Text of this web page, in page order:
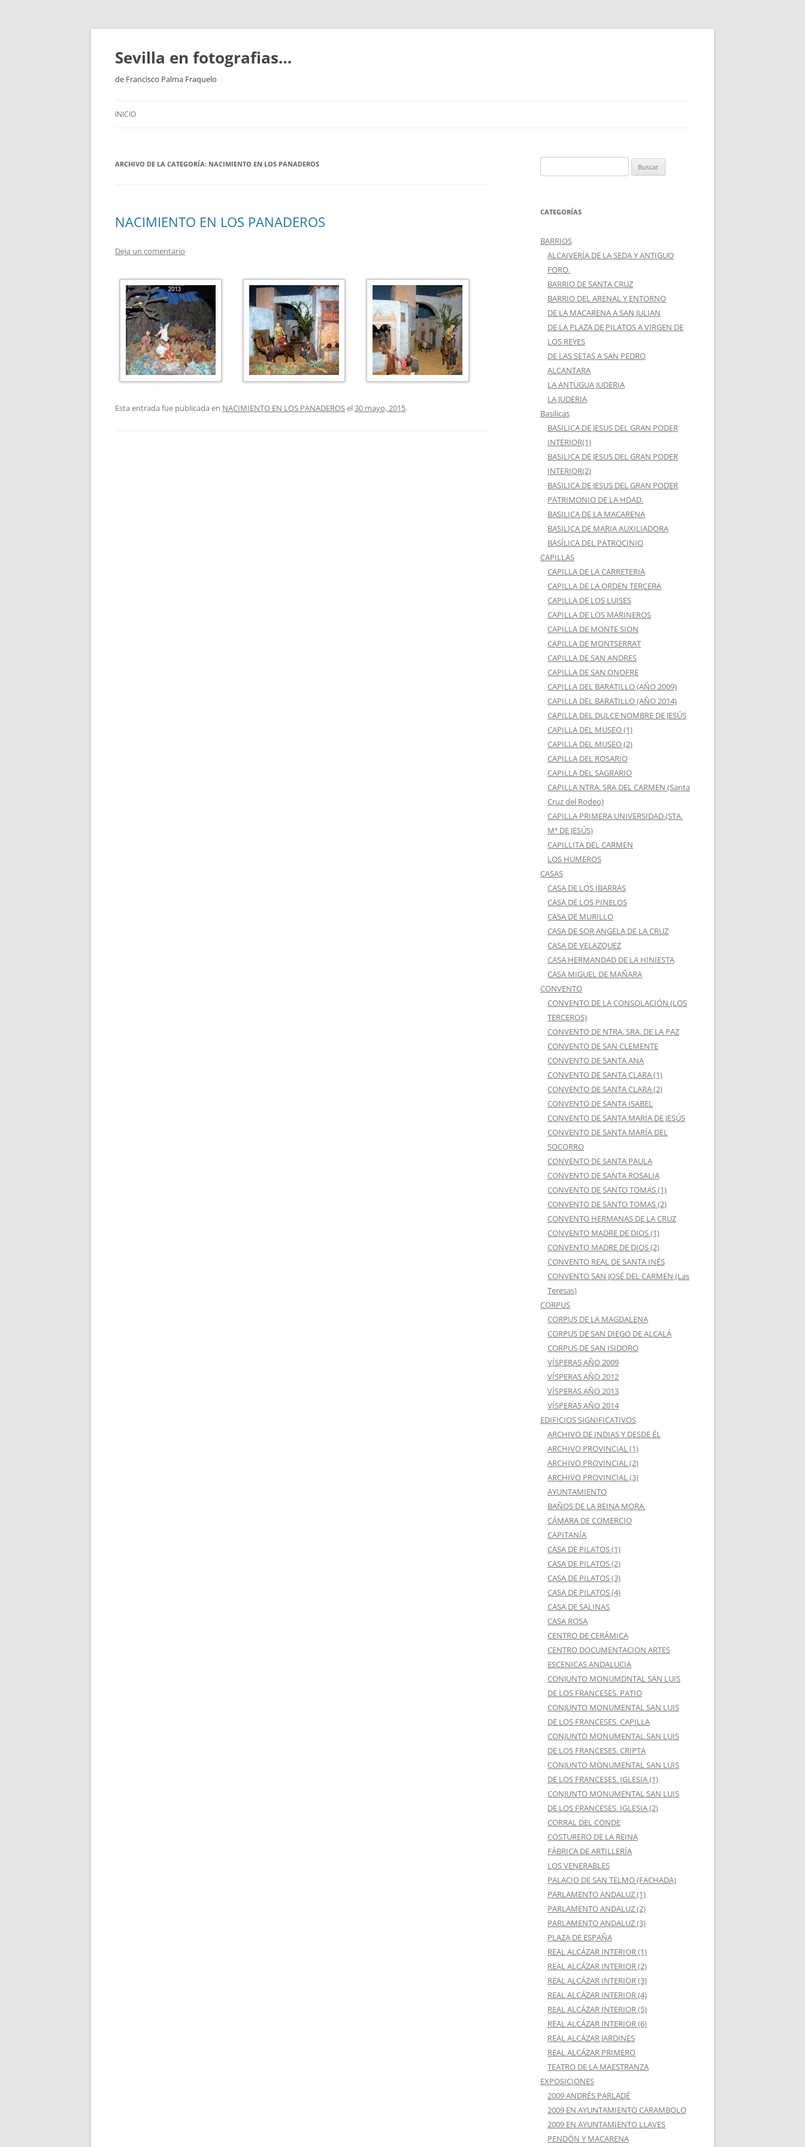
Saltar
contenido
Sevilla en fotografias…
de Francisco Palma Fraquelo
INICIO
ARCHIVO DE LA CATEGORÍA: NACIMIENTO EN LOS PANADEROS
NACIMIENTO EN LOS PANADEROS
Deja un comentario
Esta entrada fue publicada en NACIMIENTO EN LOS PANADEROSel30 mayo, 2015.
CATEGORÍAS
BARRIOS
ALCAIVERÍA DE LA SEDA Y ANTIGUO
FORO.
BARRIO DE SANTA CRUZ
BARRIO DEL ARENAL Y ENTORNO
DE LA MACARENA A SAN JULIAN
DE LA PLAZA DE PILATOS A VIRGEN DE
LOS REYES
DE LAS SETAS A SAN PEDRO
ALCANTARA
LA ANTUGUA JUDERIA
LA JUDERIA
Basilicas
BASILICA DE JESUS DEL GRAN PODER
INTERIOR(1)
BASILICA DE JESUS DEL GRAN PODER
INTERIOR(2)
BASILICA DE JESUS DEL GRAN PODER
PATRIMONIO DE LA HDAD.
BASILICA DE LA MACARENA
BASILICA DE MARIA AUXILIADORA
BASÍLICA DEL PATROCINIO
CAPILLAS
CAPILLA DE LA CARRETERIA
CAPILLA DE LA ORDEN TERCERA
CAPILLA DE LOS LUISES
CAPILLA DE LOS MARINEROS
CAPILLA DE MONTE SION
CAPILLA DE MONTSERRAT
CAPILLA DE SAN ANDRES
CAPILLA DE SAN ONOFRE
CAPILLA DEL BARATILLO (AÑO 2009)
CAPILLA DEL BARATILLO (AÑO 2014)
CAPILLA DEL DULCE NOMBRE DE JESÚS
CAPILLA DEL MUSEO (1)
CAPILLA DEL MUSEO (2)
CAPILLA DEL ROSARIO
CAPILLA DEL SAGRARIO
CAPILLA NTRA. SRA DEL CARMEN (Santa
Cruz del Rodeo)
CAPILLA PRIMERA UNIVERSIDAD (STA.
Mª DE JESÚS)
CAPILLITA DEL CARMEN
LOS HUMEROS
CASAS
CASA DE LOS IBARRAS
CASA DE LOS PINELOS
CASA DE MURILLO
CASA DE SOR ANGELA DE LA CRUZ
CASA DE VELAZQUEZ
CASA HERMANDAD DE LA HINIESTA
CASA MIGUEL DE MAÑARA
CONVENTO
CONVENTO DE LA CONSOLACIÓN (LOS
TERCEROS)
CONVENTO DE NTRA. SRA. DE LA PAZ
CONVENTO DE SAN CLEMENTE
CONVENTO DE SANTA ANA
CONVENTO DE SANTA CLARA (1)
CONVENTO DE SANTA CLARA (2)
CONVENTO DE SANTA ISABEL
CONVENTO DE SANTA MARÍA DE JESÚS
CONVENTO DE SANTA MARÍA DEL
SOCORRO
CONVENTO DE SANTA PAULA
CONVENTO DE SANTA ROSALIA
CONVENTO DE SANTO TOMAS (1)
CONVENTO DE SANTO TOMAS (2)
CONVENTO HERMANAS DE LA CRUZ
CONVENTO MADRE DE DIOS (1)
CONVENTO MADRE DE DIOS (2)
CONVENTO REAL DE SANTA INÉS
CONVENTO SAN JOSÉ DEL CARMEN (Las
Teresas)
CORPUS
CORPUS DE LA MAGDALENA
CORPUS DE SAN DIEGO DE ALCALÁ
CORPUS DE SAN ISIDORO
VÍSPERAS AÑO 2009
VÍSPERAS AÑO 2012
VÍSPERAS AÑO 2013
VÍSPERAS AÑO 2014
EDIFICIOS SIGNIFICATIVOS
ARCHIVO DE INDIAS Y DESDE ÉL
ARCHIVO PROVINCIAL (1)
ARCHIVO PROVINCIAL (2)
ARCHIVO PROVINCIAL (3)
AYUNTAMIENTO
BAÑOS DE LA REINA MORA.
CÁMARA DE COMERCIO
CAPITANÍA
CASA DE PILATOS (1)
CASA DE PILATOS (2)
CASA DE PILATOS (3)
CASA DE PILATOS (4)
CASA DE SALINAS
CASA ROSA
CENTRO DE CERÁMICA
CENTRO DOCUMENTACION ARTES
ESCENICAS ANDALUCIA
CONJUNTO MONUMDNTAL SAN LUIS
DE LOS FRANCESES. PATIO
CONJUNTO MONUMENTAL SAN LUIS
DE LOS FRANCESES. CAPILLA
CONJUNTO MONUMENTAL SAN LUIS
DE LOS FRANCESES. CRIPTA
CONJUNTO MONUMENTAL SAN LUIS
DE LOS FRANCESES. IGLESIA (1)
CONJUNTO MONUMENTAL SAN LUIS
DE LOS FRANCESES. IGLESIA (2)
CORRAL DEL CONDE
COSTURERO DE LA REINA
FÁBRICA DE ARTILLERÍA
LOS VENERABLES
PALACIO DE SAN TELMO (FACHADA)
PARLAMENTO ANDALUZ (1)
PARLAMENTO ANDALUZ (2)
PARLAMENTO ANDALUZ (3)
PLAZA DE ESPAÑA
REAL ALCÁZAR INTERIOR (1)
REAL ALCÁZAR INTERIOR (2)
REAL ALCÁZAR INTERIOR (3)
REAL ALCÁZAR INTERIOR (4)
REAL ALCÁZAR INTERIOR (5)
REAL ALCÁZAR INTERIOR (6)
REAL ALCÁZAR JARDINES
REAL ALCÁZAR PRIMERO
TEATRO DE LA MAESTRANZA
EXPOSICIONES
2009 ANDRÉS PARLADÉ
2009 EN AYUNTAMIENTO CARAMBOLO
2009 EN AYUNTAMIENTO LLAVES
PENDÓN Y MACARENA